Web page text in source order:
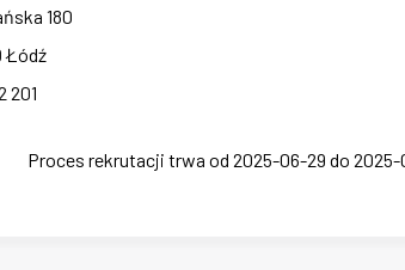
180
Łódź
201
Proces rekrutacji trwa od 2025-06-29 do 2025-